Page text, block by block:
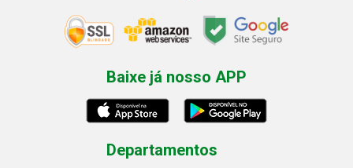
Baixe já nosso APP
Departamentos